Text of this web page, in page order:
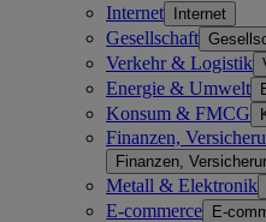
Internet Internet
Gesellschaft
Verkehr & Logistik
Energie & Umwelt
Konsum & FMCG
Finanzen,
Finanzen,
Metall & Elektronik
E-commerce E-